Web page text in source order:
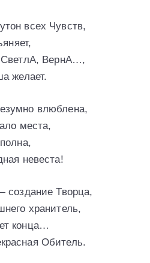
всех Чувств,
ВернА…,
желает.
влюблена,
места,
невеста!
Творца,
хранитель,
конца…
Обитель.